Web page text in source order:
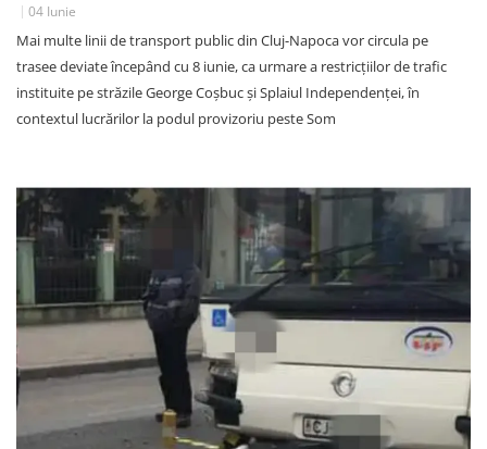
04 Iunie
Mai multe linii de transport public din Cluj-Napoca vor circula pe
trasee deviate începând cu 8 iunie, ca urmare a restricțiilor de trafic
instituite pe străzile George Coșbuc și Splaiul Independenței, în
contextul lucrărilor la podul provizoriu peste Som